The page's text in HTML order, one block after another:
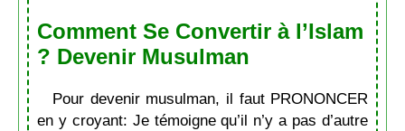
Comment Se Convertir à l’Islam
? Devenir Musulman
Pour devenir musulman, il faut PRONONCER
en y croyant: Je témoigne qu’il n’y a pas d’autre